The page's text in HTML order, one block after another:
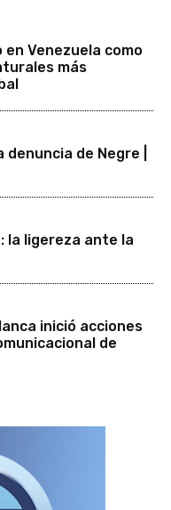
Venezuela como
más
de Negre |
la ligereza ante la
inició acciones
de